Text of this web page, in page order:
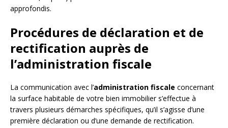
approfondis.
Procédures de déclaration et de
rectification auprès de
l’administration fiscale
La communication avec l’administration fiscale concernant
la surface habitable de votre bien immobilier s’effectue à
travers plusieurs démarches spécifiques, qu’il s’agisse d’une
première déclaration ou d’une demande de rectification.